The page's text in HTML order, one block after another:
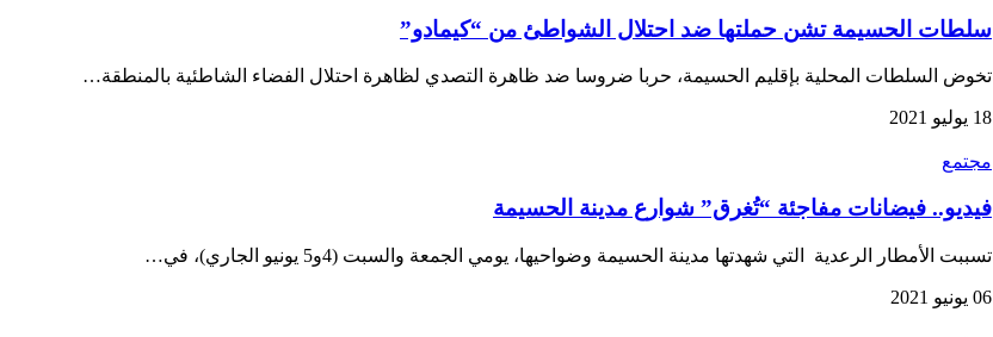
سلطات الحسيمة تشن حملتها ضد احتلال الشواطئ من “كيمادو”
تخوض السلطات المحلية بإقليم الحسيمة، حربا ضروسا ضد ظاهرة التصدي لظاهرة احتلال الفضاء الشاطئية بالمنطقة…
18 يوليو 2021
مجتمع
فيديو.. فيضانات مفاجئة “تُغرق” شوارع مدينة الحسيمة
تسببت الأمطار الرعدية التي شهدتها مدينة الحسيمة وضواحيها، يومي الجمعة والسبت (4و5 يونيو الجاري)، في…
06 يونيو 2021